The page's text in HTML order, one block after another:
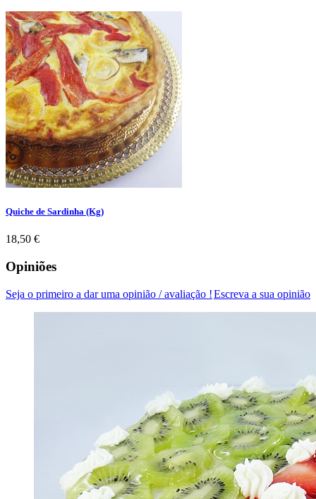
Quiche de Sardinha (Kg)
Preço
18,50 €
Opiniões
Escreva a sua opinião
Seja o primeiro a dar uma opinião / avaliação !